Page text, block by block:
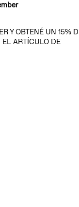
Y OBTENÉ UN 15%
EL ARTÍCULO DE